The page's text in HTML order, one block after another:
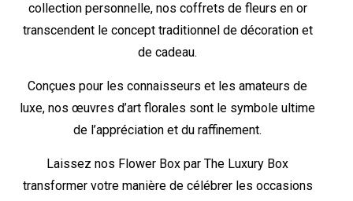
collection personnelle, nos coffrets de fleurs en or
transcendent le concept traditionnel de décoration et
de cadeau.
Conçues pour les connaisseurs et les amateurs de
luxe, nos œuvres d’art florales sont le symbole ultime
de l’appréciation et du raffinement.
Laissez nos Flower Box par The Luxury Box
transformer votre manière de célébrer les occasions